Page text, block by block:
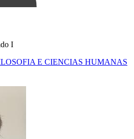
I
E CIENCIAS HUMANAS